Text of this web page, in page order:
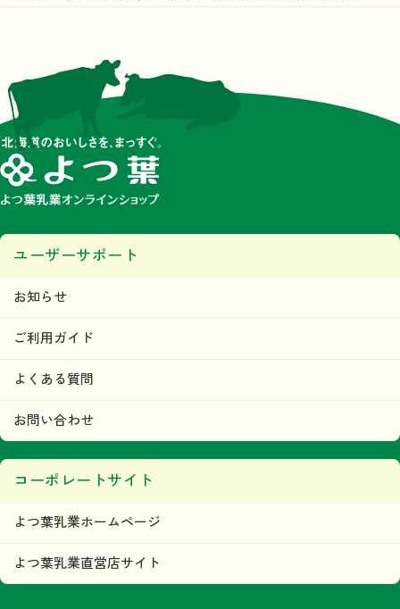
ユーザーサポート
お知らせ
ご利用ガイド
よくある質問
お問い合わせ
コーポレートサイト
よつ葉乳業ホームページ
よつ葉乳業直営店サイト